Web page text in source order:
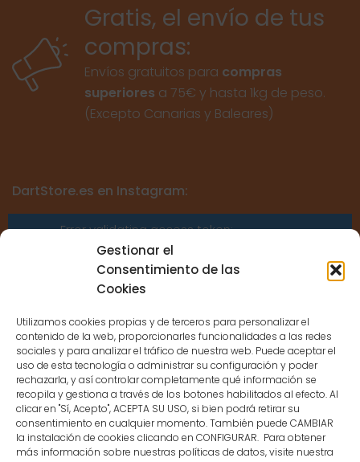
Gestionar el
Consentimiento de las
Cookies
Utilizamos cookies propias y de terceros para personalizar el
contenido de la web, proporcionarles funcionalidades a las redes
sociales y para analizar el tráfico de nuestra web. Puede aceptar el
uso de esta tecnología o administrar su configuración y poder
rechazarla, y así controlar completamente qué información se
recopila y gestiona a través de los botones habilitados al efecto. Al
clicar en "Sí, Acepto", ACEPTA SU USO, si bien podrá retirar su
consentimiento en cualquier momento. También puede CAMBIAR
la instalación de cookies clicando en CONFIGURAR. Para obtener
más información sobre nuestras políticas de datos, visite nuestra
Gratis, el envío de tus
compras:
Envíos gratuitos para compras
superiores a 75€ y hasta 1kg de peso.
(Excepto Canarias y Baleares)
DartStore.es en Instagram:
Error validating access token:
Sessions for the user are not allowed
because the user is not a confirmed
CONTACTO
MENÚ PRINCIPAL